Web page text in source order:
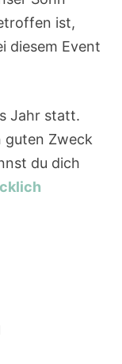
ist,
diesem Event
Jahr statt.
guten Zweck
du dich